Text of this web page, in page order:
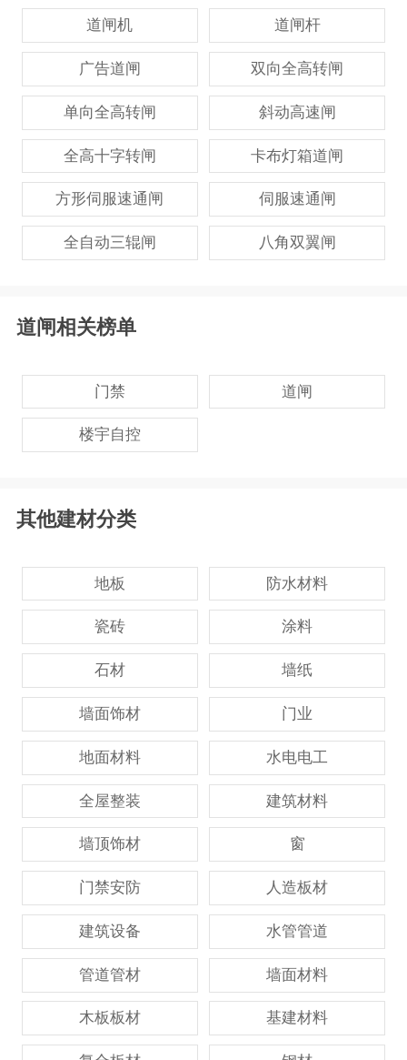
道闸机 道闸杆
广告道闸 双向全高转闸
单向全高转闸 斜动高速闸
全高十字转闸 卡布灯箱道闸
方形伺服速通闸 伺服速通闸
全自动三辊闸 八角双翼闸
道闸相关榜单
门禁 道闸
楼宇自控
其他建材分类
地板 防水材料
瓷砖 涂料
石材 墙纸
墙面饰材 门业
地面材料 水电电工
全屋整装 建筑材料
墙顶饰材 窗
门禁安防 人造板材
建筑设备 水管管道
管道管材 墙面材料
木板板材 基建材料